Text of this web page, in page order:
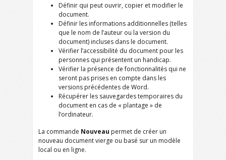
Définir qui peut ouvrir, copier et modifier le
document.
Définir les informations additionnelles (telles
que le nom de l’auteur ou la version du
document) incluses dans le document.
Vérifier l’accessibilité du document pour les
personnes qui présentent un handicap.
Vérifier la présence de fonctionnalités qui ne
seront pas prises en compte dans les
versions précédentes de Word.
Récupérer les sauvegardes temporaires du
document en cas de « plantage » de
l’ordinateur.
La commande Nouveau permet de créer un
nouveau document vierge ou basé sur un modèle
local ou en ligne.